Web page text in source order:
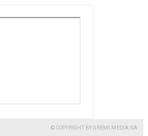
© COPYRIGHT BY GREMI MEDIA SA